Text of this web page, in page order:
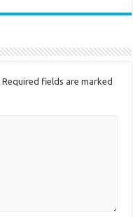
Required fields are marked